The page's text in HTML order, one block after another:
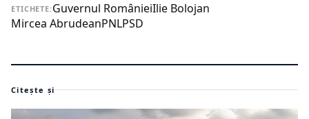
ETICHETE:Guvernul RomânieiIlie Bolojan
Mircea AbrudeanPNLPSD
Citește și